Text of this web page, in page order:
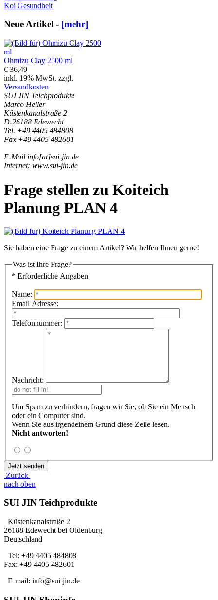
Koi Gesundheit
Neue Artikel - [mehr]
Ohmizu Clay 2500 ml
€ 36,49
inkl. 19% MwSt. zzgl.
Versandkosten
SUI JIN Teichprodukte
Marco Heller
Küstenkanalstraße 2
D-26188 Edewecht
Tel. +49 4405 484808
Fax +49 4405 482601
E-Mail info[at]sui-jin.de
Internet: www.sui-jin.de
Frage stellen zu Koiteich
Planung PLAN 4
Sie haben eine Frage zu einem Artikel? Wir helfen Ihnen gerne!
Was ist Ihre Frage?
* Erforderliche Angaben
Name:
Email Adresse:
Telefonnummer:
Nachricht:
Um Spam zu verhindern, fragen wir Sie, ob Sie ein Mensch
oder ein Computer sind.
Wenn Sie aus irgendeinem Grund diese Zeile lesen.
Nicht antworten!
Zurück
nach oben
SUI JIN Teichprodukte
Küstenkanalstraße 2
26188 Edewecht bei Oldenburg
Deutschland
Tel: +49 4405 484808
Fax: +49 4405 482601
E-mail: info@sui-jin.de